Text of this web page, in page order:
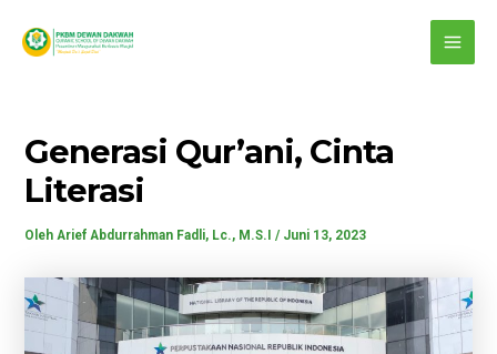
Generasi Qur’ani, Cinta
Literasi
OlehArief Abdurrahman Fadli, Lc., M.S.I/ Juni 13, 2023
navigation